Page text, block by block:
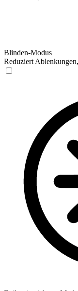
Blinden-Modus
Reduziert